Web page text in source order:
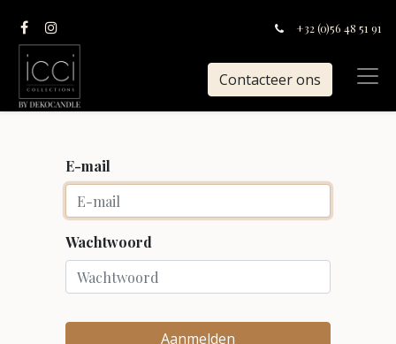
+32 (0)56 48 51 91
Contacteer ons
E-mail
Wachtwoord
Aanmelden